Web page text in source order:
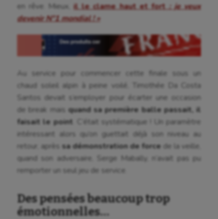
en rêve. Mieux,il le clame haut et fort: je veux
devenir N°1 mondial ! »
Au service pour commencer cette finale sous un
chaud soleil alpin à peine voilé, Timothée Da Costa
Santos devait s’employer pour écarter une occasion
de break mais quand sa première balle passait, il
faisait le point . C’était systématique ! Un paramètre
intéressant alors qu’on guettait déjà son niveau au
retour, après sa démonstration de force de la veille,
quand son adversaire, Serge Mabally, n’avait pas pu
remporter un seul jeu de service.
Des pensées beaucoup trop
émotionnelles…